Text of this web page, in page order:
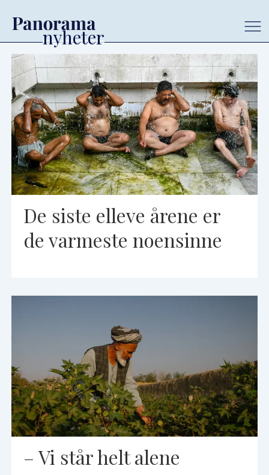
Tag:
klimakrisen
De siste elleve årene er
de varmeste noensinne
– Vi står helt alene